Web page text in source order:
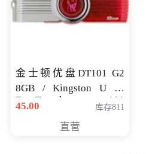
金士顿优盘DT101 G2
8GB / Kingston U 盘
DataTraveler 101
Generati
45.00 库存811
直营